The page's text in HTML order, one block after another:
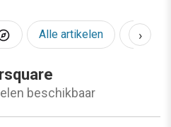
Alle artikelen AI &
›
beschikbaar